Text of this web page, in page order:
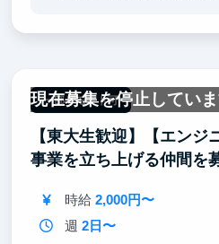
オフィスには定期的に経営者
されている方などをお招きし
ります。様々な業界の第一線
る方々とのコミュニケーショ
て大変刺激的な経験になりま
現在募集を停止してい
一部リモート可
【東大生歓迎】【エン
事業を立ち上げる仲間を
時給 2,000円〜
週 2日〜